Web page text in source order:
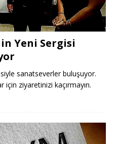
Yeni Sergisi
sanatseverler buluşuyor.
ziyaretinizi kaçırmayın.